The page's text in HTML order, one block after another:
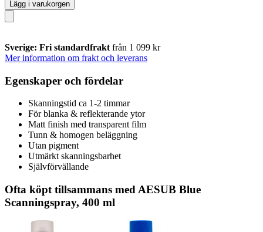
Lägg i varukorgen
Sverige: Fri standardfrakt från 1 099 kr
Mer information om frakt och leverans
Egenskaper och fördelar
Skanningstid ca 1-2 timmar
För blanka & reflekterande ytor
Matt finish med transparent film
Tunn & homogen beläggning
Utan pigment
Utmärkt skanningsbarhet
Självförvällande
Ofta köpt tillsammans med AESUB Blue
Scanningspray, 400 ml